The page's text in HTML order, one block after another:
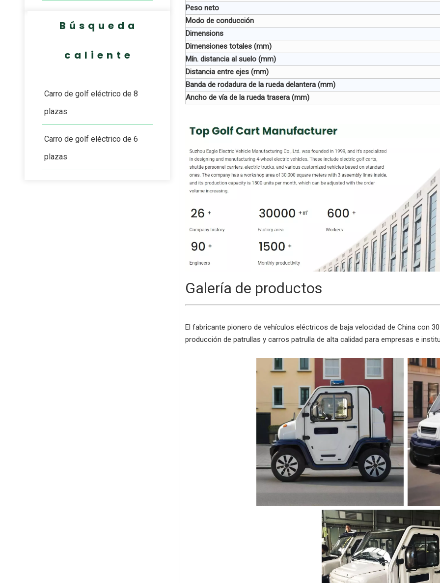
Búsqueda
caliente
Carro de golf eléctrico de 8
plazas
Carro de golf eléctrico de 6
plazas
Peso neto
Modo de conducción
Dimensions
Dimensiones totales (mm)
Mín. distancia al suelo (mm)
Distancia entre ejes (mm)
Banda de rodadura de la rueda delantera (mm)
Ancho de vía de la rueda trasera (mm)
Galería de productos
El fabricante pionero de vehículos eléctricos de baja velocidad de China con
producción de patrullas y carros patrulla de alta calidad para empresas e